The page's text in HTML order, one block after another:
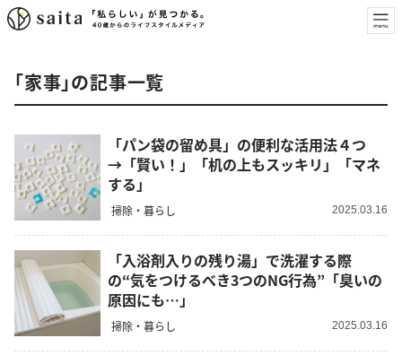
「家事」の記事一覧
「パン袋の留め具」の便利な活用法４つ
→「賢い！」「机の上もスッキリ」「マネ
する」
掃除・暮らし 2025.03.16
「入浴剤入りの残り湯」で洗濯する際
の“気をつけるべき3つのNG行為”「臭いの
原因にも…」
掃除・暮らし 2025.03.16